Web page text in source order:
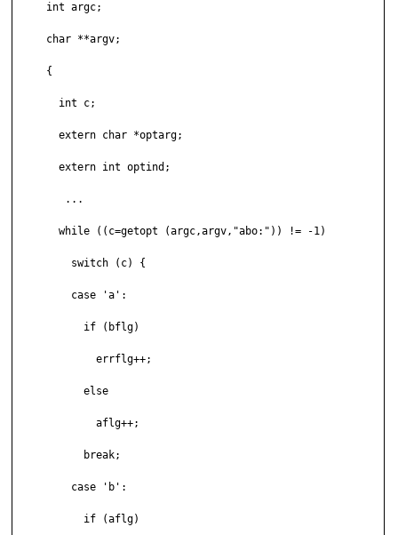
     int argc;
     char **argv;
     {
       int c;
       extern char *optarg;
       extern int optind;
        ...
       while ((c=getopt (argc,argv,"abo:")) != -1)
         switch (c) {
         case 'a':
           if (bflg)
             errflg++;
           else
             aflg++;
           break;
         case 'b':
           if (aflg)